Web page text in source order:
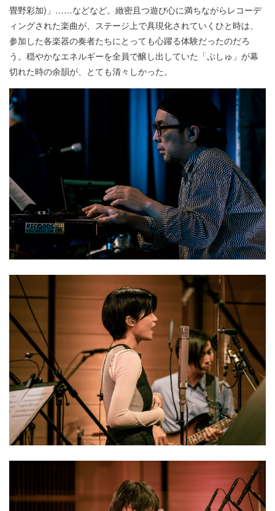
畳野彩加)」……などなど。緻密且つ遊び心に満ちながらレコーデ
ィングされた楽曲が、ステージ上で具現化されていくひと時は、
参加した各楽器の奏者たちにとっても心躍る体験だったのだろ
う。穏やかなエネルギーを全員で醸し出していた「ぷしゅ」が幕
切れた時の余韻が、とても清々しかった。